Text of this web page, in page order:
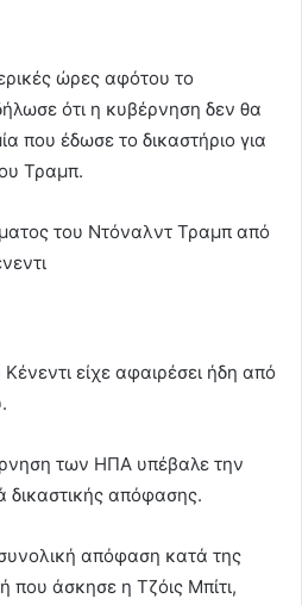
ώρες αφότου το
ότι η κυβέρνηση δεν θα
που έδωσε το δικαστήριο για
Τραμπ.
του Ντόναλντ Τραμπ από
είχε αφαιρέσει ήδη από
των ΗΠΑ υπέβαλε την
δικαστικής απόφασης.
απόφαση κατά της
που άσκησε η Τζόις Μπίτι,